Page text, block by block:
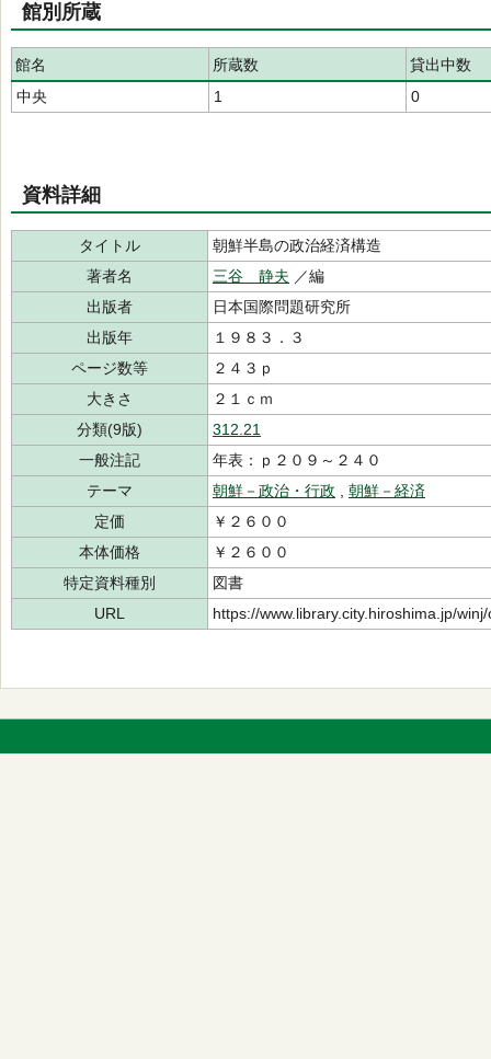
館別所蔵
館名 所蔵数
貸出中数
中央
1 0
資料詳細
タイトル
朝鮮半島の政治経済構造
著者名
三谷 静夫 ／編
出版者
日本国際問題研究所
出版年
１９８３．３
ページ数等
２４３ｐ
大きさ
２１ｃｍ
分類(9版)
312.21
一般注記
年表：ｐ２０９～２４０
テーマ
朝鮮－政治・行政
朝鮮－経済
定価
￥２６００
本体価格
￥２６００
特定資料種別
図書
URL
https://www.library.city.hiroshima.jp/